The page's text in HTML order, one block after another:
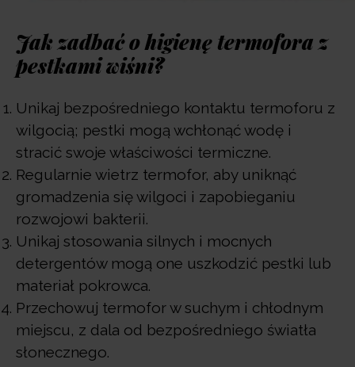
Jak zadbać o higienę termofora z
pestkami wiśni?
Unikaj bezpośredniego kontaktu termoforu z
wilgocią; pestki mogą wchłonąć wodę i
stracić swoje właściwości termiczne.
Regularnie wietrz termofor, aby uniknąć
gromadzenia się wilgoci i zapobieganiu
rozwojowi bakterii.
Unikaj stosowania silnych i mocnych
detergentów mogą one uszkodzić pestki lub
materiał pokrowca.
Przechowuj termofor w suchym i chłodnym
miejscu, z dala od bezpośredniego światła
słonecznego.